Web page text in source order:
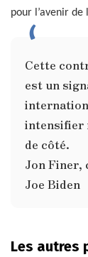
pour l’avenir
Cette
est un
intensifier
de côté.
Jon Finer,
Joe Biden
Les autres